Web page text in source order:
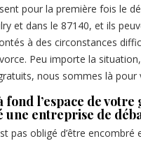
pour la première fois le
et dans le 87140, et ils
à des circonstances
Peu importe la
nous sommes là pour
fond l’espace de
une entreprise de
pas obligé d’être encombré